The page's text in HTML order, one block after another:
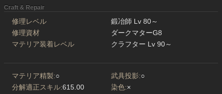
Craft & Repair
修理レベル
鍛冶師 Lv 80～
修理資材
ダークマターG8
マテリア装着レベル
クラフター Lv 90～
マテリア精製:○ 武具投影:○
分解適正スキル:615.00 染色:×